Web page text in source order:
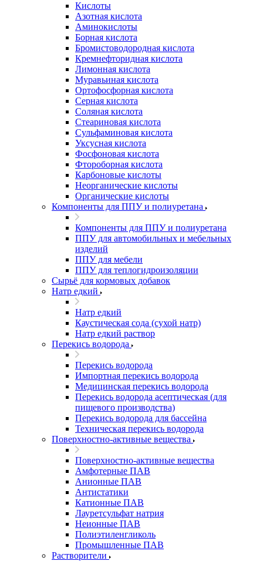
Кислоты
Азотная кислота
Аминокислоты
Борная кислота
Бромистоводородная кислота
Кремнефторидная кислота
Лимонная кислота
Муравьиная кислота
Ортофосфорная кислота
Серная кислота
Соляная кислота
Стеариновая кислота
Сульфаминовая кислота
Уксусная кислота
Фосфоновая кислота
Фтороборная кислота
Карбоновые кислоты
Неорганические кислоты
Органические кислоты
Компоненты для ППУ и полиуретана
Компоненты для ППУ и полиуретана
ППУ для автомобильных и мебельных
изделий
ППУ для мебели
ППУ для теплогидроизоляции
Сырьё для кормовых добавок
Натр едкий
Натр едкий
Каустическая сода (сухой натр)
Натр едкий раствор
Перекись водорода
Перекись водорода
Импортная перекись водорода
Медицинская перекись водорода
Перекись водорода асептическая (для
пищевого производства)
Перекись водорода для бассейна
Техническая перекись водорода
Поверхностно-активные вещества
Поверхностно-активные вещества
Амфотерные ПАВ
Анионные ПАВ
Антистатики
Катионные ПАВ
Лауретсульфат натрия
Неионные ПАВ
Полиэтиленгликоль
Промышленные ПАВ
Растворители